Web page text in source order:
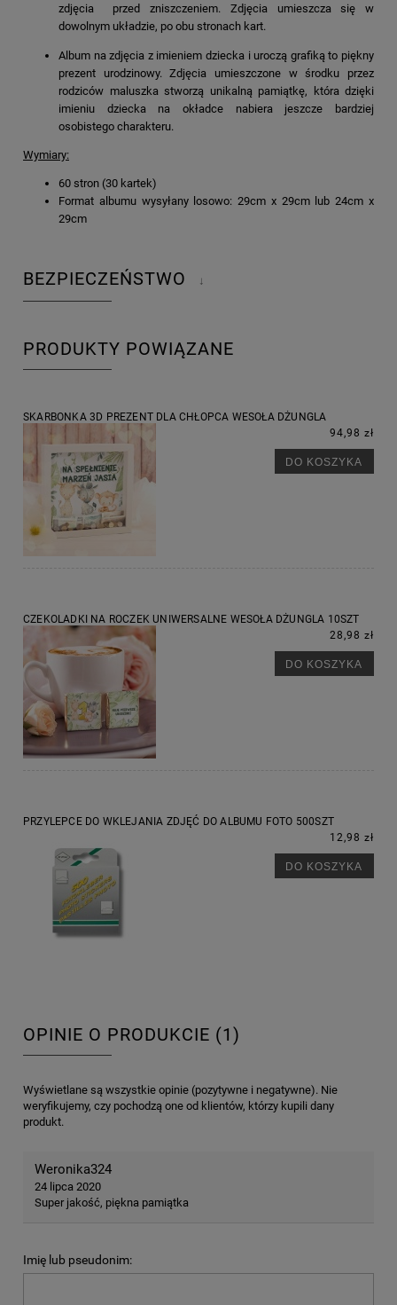
zdjęcia przed zniszczeniem. Zdjęcia umieszcza się w
dowolnym układzie, po obu stronach kart.
Album na zdjęcia z imieniem dziecka i uroczą grafiką to piękny
prezent urodzinowy. Zdjęcia umieszczone w środku przez
rodziców maluszka stworzą unikalną pamiątkę, która dzięki
imieniu dziecka na okładce nabiera jeszcze bardziej
osobistego charakteru.
Wymiary:
60 stron (30 kartek)
Format albumu wysyłany losowo: 29cm x 29cm lub 24cm x
29cm
BEZPIECZEŃSTWO ↓
PRODUKTY POWIĄZANE
SKARBONKA 3D PREZENT DLA CHŁOPCA WESOŁA DŻUNGLA
94,98 zł
DO KOSZYKA
CZEKOLADKI NA ROCZEK UNIWERSALNE WESOŁA DŻUNGLA 10SZT
28,98 zł
DO KOSZYKA
PRZYLEPCE DO WKLEJANIA ZDJĘĆ DO ALBUMU FOTO 500SZT
12,98 zł
DO KOSZYKA
OPINIE O PRODUKCIE (1)
Wyświetlane są wszystkie opinie (pozytywne i negatywne). Nie
weryfikujemy, czy pochodzą one od klientów, którzy kupili dany
produkt.
Weronika324
24 lipca 2020
Super jakość, piękna pamiątka
Imię lub pseudonim: